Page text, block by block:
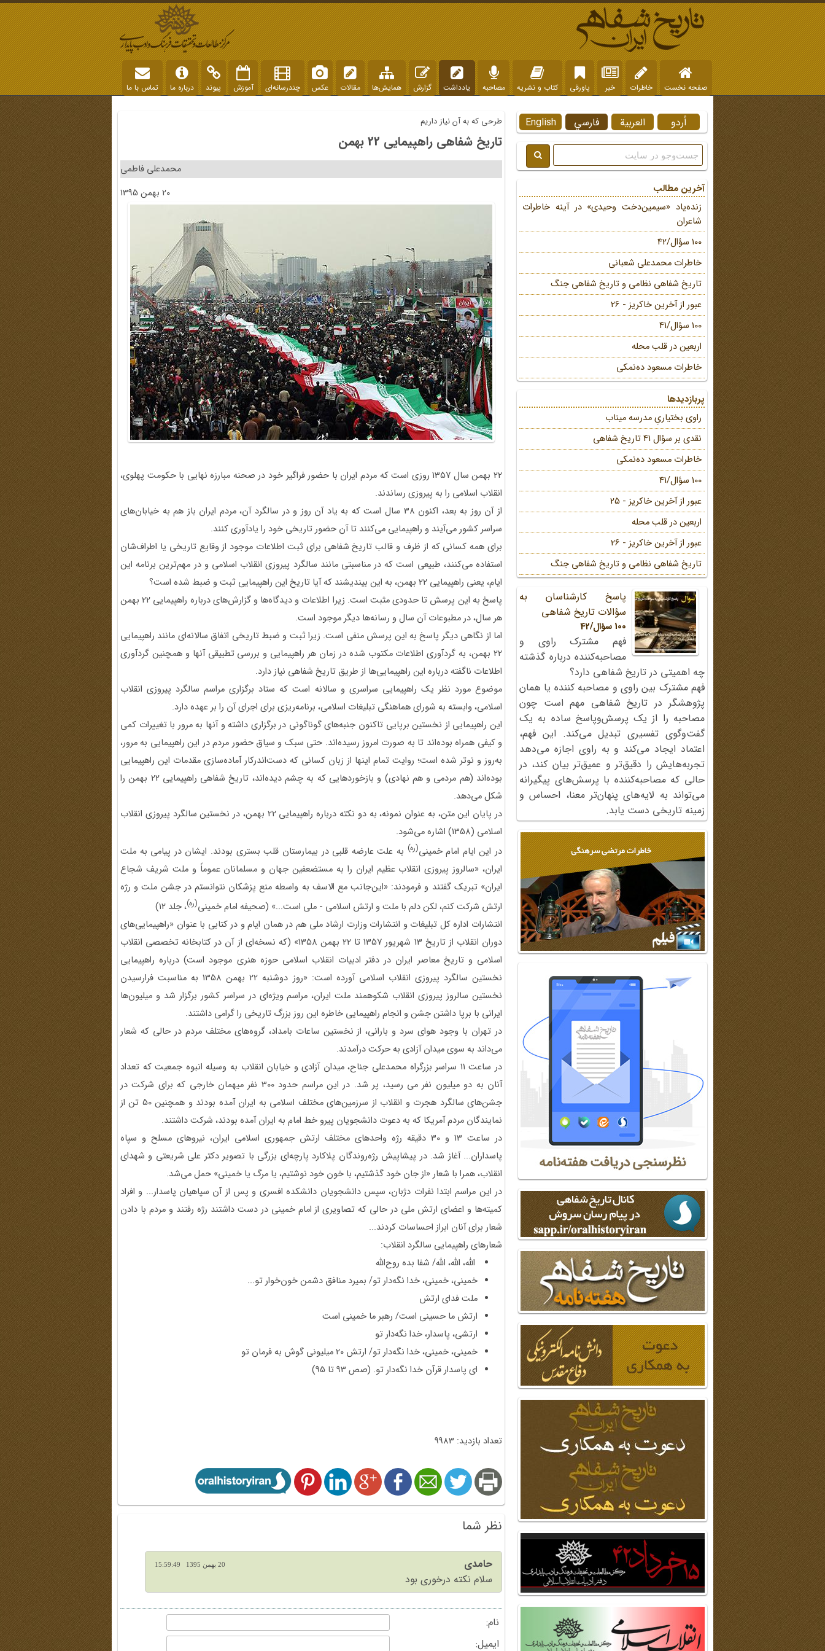
صفحه نخست خاطرات خبر پاورقی کتاب و نشریه مصاحبه یادداشت گزارش همایش‌ها مقالات عکس چندرسانه‌ای آموزش پیوند درباره ما تماس با ما
طرحی که به آن نیاز داریم
تاریخ شفاهی راهپیمایی 22 بهمن
محمدعلی فاطمی
20 بهمن 1395
22 بهمن سال 1357 روزی است که مردم ایران با حضور فراگیر خود در صحنه مبارزه نهایی با حکومت پهلوی،
انقلاب اسلامی را به پیروزی رساندند.
از آن روز به بعد، اکنون 38 سال است که به یاد آن روز و در سالگرد آن، مردم ایران باز هم به خیابا‌ن‌های
سراسر کشور می‌آیند و راهپیمایی می‌کنند تا آن حضور تاریخی خود را یادآوری کنند.
برای همه کسانی که از ظرف و قالب تاریخ شفاهی برای ثبت اطلاعات موجود از وقایع تاریخی یا اطراف‌شان
استفاده می‌کنند، طبیعی است که در مناسبتی مانند سالگرد پیروزی انقلاب اسلامی و در مهم‌ترین برنامه این
ایام، یعنی راهپیمایی 22 بهمن، به این بیندیشند که آیا تاریخ این راهپیمایی ثبت و ضبط شده است؟
پاسخ به این پرسش تا حدودی مثبت است. زیرا اطلاعات و دیدگاه‌ها و گزارش‌های درباره راهپیمایی 22 بهمن
هر سال، در مطبوعات آن سال و رسانه‌ها دیگر موجود است.
اما از نگاهی دیگر پاسخ به این پرسش منفی است. زیرا ثبت و ضبط تاریخی اتفاق سالانه‌ای مانند راهپیمایی
22 بهمن، به گردآوری اطلاعات مکتوب شده در زمان هر راهپیمایی و بررسی تطبیقی آنها و همچنین گردآوری
اطلاعات ناگفته درباره این راهپیمایی‌ها از طریق تاریخ شفاهی نیاز دارد.
موضوع مورد نظر یک راهپیمایی سراسری و سالانه است که ستاد برگزاری مراسم سالگرد پیروزی انقلاب
اسلامی، وابسته به شورای هماهنگی تبلیغات اسلامی، برنامه‌ریزی برای اجرای آن را بر عهده دارد.
این راهپیمایی از نخستین برپایی تاکنون جنبه‌های گوناگونی در برگزاری داشته و آنها به مرور با تغییرات کمی
و کیفی همراه بوده‌اند تا به صورت امروز رسیده‌اند. حتی سبک و سیاق حضور مردم در این راهپیمایی به مرور،
به‌روز و نوتر شده است؛ روایت تمام اینها از زبان کسانی که دست‌اندرکار آماده‌سازی مقدمات این راهپیمایی
بوده‌اند (هم مردمی و هم نهادی) و بازخوردهایی که به چشم دیده‌اند، تاریخ شفاهی راهپیمایی 22 بهمن را
شکل می‌دهد.
در پایان این متن، به عنوان نمونه، به دو نکته درباره راهپیمایی 22 بهمن، در نخستین سالگرد پیروزی انقلاب
اسلامی (1358) اشاره می‌شود.
در این ایام امام خمینی(ره) به علت عارضه قلبی در بیمارستان قلب بستری بودند. ایشان در پیامی به ملت
ایران، «سالروز پیروزی انقلاب عظیم ایران را به مستضعفین جهان و مسلمانان عموماً و ملت شریف شجاع
ایران» تبریک گفتند و فرمودند: «این‌جانب مع الاسف به واسطه منع پزشکان نتوانستم در جشن ملت و رژه
ارتش شرکت کنم، لکن دلم با ملت و ارتش اسلامی - ملی است...» (صحیفه امام خمینی(ره)، جلد ۱۲)
انتشارات اداره کل تبلیغات و انتشارات وزارت ارشاد ملی هم در همان ایام و در کتابی با عنوان «راهپیمایی‌های
دوران انقلاب از تاریخ 13 شهریور 1357 تا 22 بهمن 1358» (که نسخه‌ای از آن در کتابخانه تخصصی انقلاب
اسلامی و تاریخ معاصر ایران در دفتر ادبیات انقلاب اسلامی حوزه هنری موجود است) درباره راهپیمایی
نخستین سالگرد پیروزی انقلاب اسلامی آورده است: «روز دوشنبه 22 بهمن 1358 به مناسبت فرارسیدن
نخستین سالروز پیروزی انقلاب شکوهمند ملت ایران، مراسم ویژه‌ای در سراسر کشور برگزار شد و میلیون‌ها
ایرانی با برپا داشتن جشن و انجام راهپیمایی خاطره این روز بزرگ تاریخی را گرامی داشتند.
در تهران با وجود هوای سرد و بارانی، از نخستین ساعات بامداد، گروه‌های مختلف مردم در حالی که شعار
می‌داند به سوی میدان آزادی به حرکت درآمدند.
در ساعت 11 سراسر بزرگراه محمدعلی جناح، میدان آزادی و خیابان انقلاب به وسیله انبوه جمعیت که تعداد
آنان به دو میلیون نفر می رسید، پر شد. در این مراسم حدود 300 نفر میهمان خارجی که برای شرکت در
جشن‌های سالگرد هجرت و انقلاب از سرزمین‌های مختلف اسلامی به ایران آمده بودند و همچنین 50 تن از
نمایندگان مردم آمریکا که به دعوت دانشجویان پیرو خط امام به ایران آمده بودند، ‌شرکت داشتند.
در ساعت 13 و 30 دقیقه رژه واحدهای مختلف ارتش جمهوری اسلامی ایران، نیروهای مسلح و سپاه
پاسداران... آغاز شد. در پیشاپیش رژه‌روندگان پلاکارد پارچه‌ای بزرگی با تصویر دکتر علی شریعتی و شهدای
انقلاب، همرا با شعار «از جان خود گذشتیم، با خون خود نوشتیم، یا مرگ یا خمینی» حمل می‌شد.
در این مراسم ابتدا نفرات دژبان، سپس دانشجویان دانشکده افسری و پس از آن سپاهیان پاسدار... و افراد
کمیته‌ها و اعضای ارتش ملی در حالی که تصاویری از امام خمینی در دست داشتند رژه رفتند و مردم با دادن
شعار برای آنان ابراز احساسات کردند...
شعارهای راهپیمایی سالگرد انقلاب:
الله، الله، الله/ شفا بده روح‌الله
خمینی، خمینی، خدا نگه‌دار تو/ بمیرد منافق دشمن خون‌خوار تو...
ملت فدای ارتش
ارتش ما حسینی است/ رهبر ما خمینی است
ارتشی، پاسدار، خدا نگه‌دار تو
خمینی، خمینی، خدا نگه‌دار تو/ ارتش 20 میلیونی گوش به فرمان تو
ای پاسدار قرآن خدا نگه‌دار تو. (صص 93 تا 95)
تعداد بازدید: 9983
نظر شما
20 بهمن 1395 15:59:49
حامدی
سلام نکته درخوری بود
نام:
ایمیل:
English فارسي العربية اُردو
آخرین مطالب
زنده‌یاد «سیمین‌دخت وحیدی» در آینه خاطرات
شاعران
100 سؤال/42
خاطرات محمد‌علی شعبانی
تاریخ شفاهی نظامی و تاریخ شفاهی جنگ
عبور از آخرین خاکریز - 26
100 سؤال/41
اربعین در قلب محله
خاطرات مسعود ده‌نمکی
پربازدیدها
راوی بختیاریِ مدرسه میناب
نقدی بر سؤال 41 تاریخ شفاهی
خاطرات مسعود ده‌نمکی
100 سؤال/41
عبور از آخرین خاکریز - 25
اربعین در قلب محله
عبور از آخرین خاکریز - 26
تاریخ شفاهی نظامی و تاریخ شفاهی جنگ
پاسخ کارشناسان به
سؤالات تاریخ شفاهی
100 سؤال/42
فهم مشترک راوی و
مصاحبه‌کننده درباره گذشته
چه اهمیتی در تاریخ شفاهی دارد؟
فهم مشترک بین راوی و مصاحبه کننده یا همان
پژوهشگر در تاریخ شفاهی مهم است چون
مصاحبه را از یک پرسش‌وپاسخ ساده به یک
گفت‌وگوی تفسیری تبدیل می‌کند. این فهم،
اعتماد ایجاد می‌کند و به راوی اجازه می‌دهد
تجربه‌هایش را دقیق‌تر و عمیق‌تر بیان کند، در
حالی که مصاحبه‌کننده با پرسش‌های پیگیرانه
می‌تواند به لایه‌های پنهان‌تر معنا، احساس و
زمینه تاریخی دست یابد.